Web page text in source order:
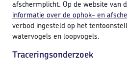
afschermplicht. Op de website van
informatie over de ophok- en
verbod ingesteld op het
watervogels en loopvogels.
Traceringsonderzoek